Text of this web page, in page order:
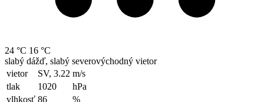
24 °C 16 °C
slabý dážď, slabý severovýchodný vietor
vietor
SV, 3.22 m/s
tlak
1020
hPa
vlhkosť 86
%